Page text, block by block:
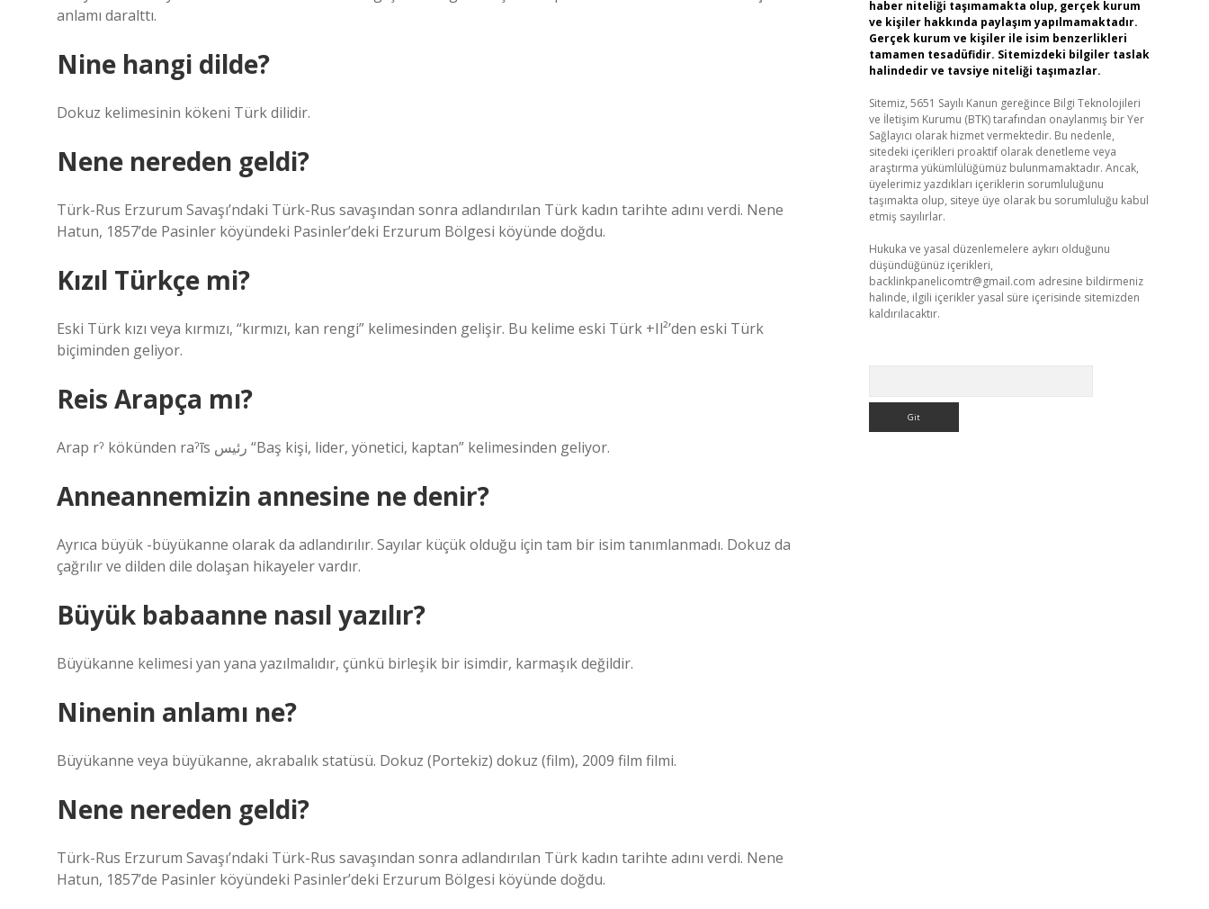
anlamı daralttı.
Nine hangi dilde?
Dokuz kelimesinin kökeni Türk dilidir.
Nene nereden geldi?
Türk-Rus Erzurum Savaşı’ndaki Türk-Rus savaşından sonra adlandırılan Türk kadın tarihte adını verdi. Nene
Hatun, 1857’de Pasinler köyündeki Pasinler’deki Erzurum Bölgesi köyünde doğdu.
Kızıl Türkçe mi?
Eski Türk kızı veya kırmızı, “kırmızı, kan rengi” kelimesinden gelişir. Bu kelime eski Türk +Il²’den eski Türk
biçiminden geliyor.
Reis Arapça mı?
Arap rˀ kökünden raˀīs رئيس “Baş kişi, lider, yönetici, kaptan” kelimesinden geliyor.
Anneannemizin annesine ne denir?
Ayrıca büyük -büyükanne olarak da adlandırılır. Sayılar küçük olduğu için tam bir isim tanımlanmadı. Dokuz da
çağrılır ve dilden dile dolaşan hikayeler vardır.
Büyük babaanne nasıl yazılır?
Büyükanne kelimesi yan yana yazılmalıdır, çünkü birleşik bir isimdir, karmaşık değildir.
Ninenin anlamı ne?
Büyükanne veya büyükanne, akrabalık statüsü. Dokuz (Portekiz) dokuz (film), 2009 film filmi.
Nene nereden geldi?
Türk-Rus Erzurum Savaşı’ndaki Türk-Rus savaşından sonra adlandırılan Türk kadın tarihte adını verdi. Nene
Hatun, 1857’de Pasinler köyündeki Pasinler’deki Erzurum Bölgesi köyünde doğdu.
haber niteliği taşımamakta olup, gerçek kurum
ve kişiler hakkında paylaşım yapılmamaktadır.
Gerçek kurum ve kişiler ile isim benzerlikleri
tamamen tesadüfidir. Sitemizdeki bilgiler taslak
halindedir ve tavsiye niteliği taşımazlar.
Sitemiz, 5651 Sayılı Kanun gereğince Bilgi Teknolojileri
ve İletişim Kurumu (BTK) tarafından onaylanmış bir Yer
Sağlayıcı olarak hizmet vermektedir. Bu nedenle,
sitedeki içerikleri proaktif olarak denetleme veya
araştırma yükümlülüğümüz bulunmamaktadır. Ancak,
üyelerimiz yazdıkları içeriklerin sorumluluğunu
taşımakta olup, siteye üye olarak bu sorumluluğu kabul
etmiş sayılırlar.
Hukuka ve yasal düzenlemelere aykırı olduğunu
düşündüğünüz içerikleri,
backlinkpanelicomtr@gmail.com adresine bildirmeniz
halinde, ilgili içerikler yasal süre içerisinde sitemizden
kaldırılacaktır.